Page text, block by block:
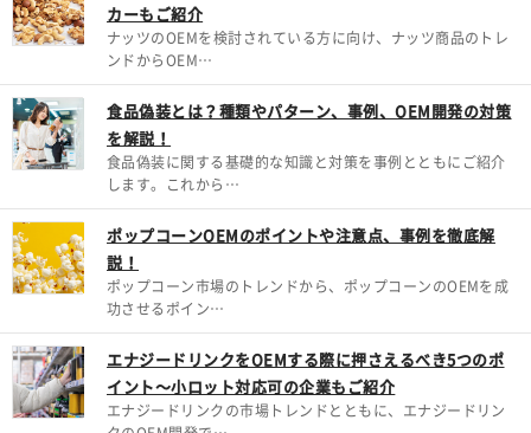
カーもご紹介
ナッツのOEMを検討されている方に向け、ナッツ商品のトレ
ンドからOEM…
食品偽装とは？種類やパターン、事例、OEM開発の対策
を解説！
食品偽装に関する基礎的な知識と対策を事例とともにご紹介
します。これから…
ポップコーンOEMのポイントや注意点、事例を徹底解
説！
ポップコーン市場のトレンドから、ポップコーンのOEMを成
功させるポイン…
エナジードリンクをOEMする際に押さえるべき5つのポ
イント～小ロット対応可の企業もご紹介
エナジードリンクの市場トレンドとともに、エナジードリン